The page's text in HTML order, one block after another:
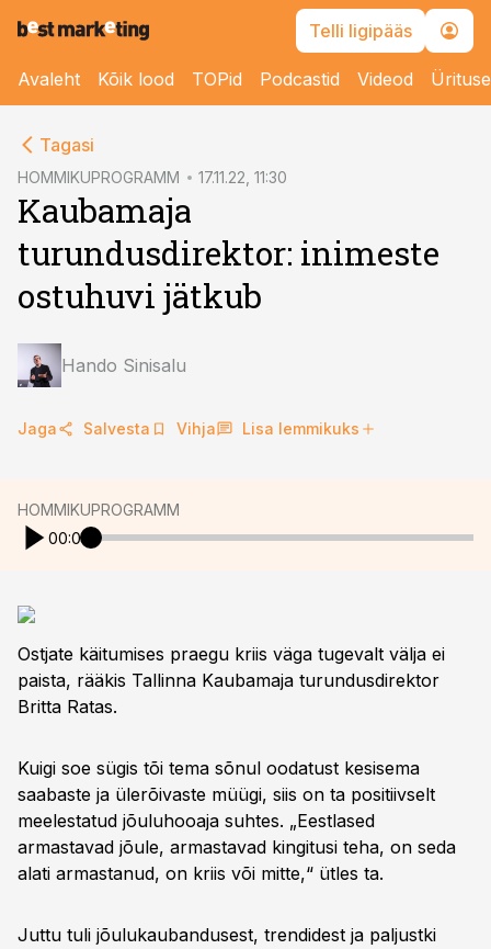
Telli ligipääs
Avaleht Kõik lood TOPid Podcastid Videod
Tagasi
HOMMIKUPROGRAMM 17.11.22, 11:30
Kaubamaja
turundusdirektor: inimeste
ostuhuvi jätkub
Hando Sinisalu
Jaga Salvesta Vihja Lisa lemmikuks
HOMMIKUPROGRAMM
00:00
Ostjate käitumises praegu kriis väga tugevalt välja ei
paista, rääkis Tallinna Kaubamaja turundusdirektor
Britta Ratas.
Kuigi soe sügis tõi tema sõnul oodatust kesisema
saabaste ja ülerõivaste müügi, siis on ta positiivselt
meelestatud jõuluhooaja suhtes. „Eestlased
armastavad jõule, armastavad kingitusi teha, on seda
alati armastanud, on kriis või mitte,“ ütles ta.
Juttu tuli jõulukaubandusest, trendidest ja paljustki